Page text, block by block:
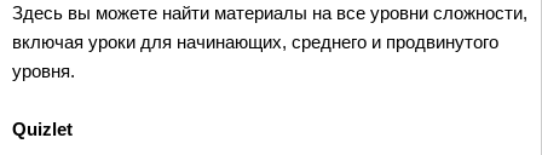
Здесь вы можете найти материалы на все уровни сложности,
включая уроки для начинающих, среднего и продвинутого
уровня.
Quizlet